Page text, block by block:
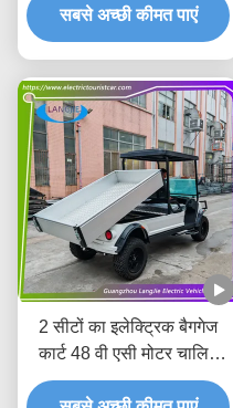
सबसे अच्छी कीमत पाएं
2 सीटों का इलेक्ट्रिक बैगगेज
कार्ट 48 वी एसी मोटर चालित
बैटरी संचालित पार्किंग के लिए